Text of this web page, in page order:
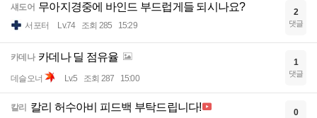
섀도어 무아지경중에 바인드 부드럽게들 되시나요?
서포터 Lv.74 조회 285 15:29
2
댓글
카데나 카데나 딜 점유율
데슬오너 Lv.5 조회 287 15:00
1
댓글
칼리 칼리 허수아비 피드백 부탁드립니다! 0